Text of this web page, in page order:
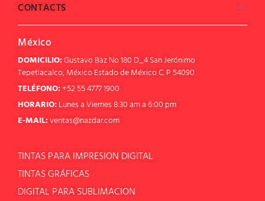
CONTACTS
México
DOMICILIO:Gustavo Baz No 180 D_4 San Jerónimo
Tepetlacalco, México Estado de México C. P 54090
TELÉFONO:+52 55 4777 1900
HORARIO: Lunes a Viernes 8:30 am a 6:00 pm
E-MAIL:ventas@nazdar.com
TINTAS PARA IMPRESION DIGITAL
TINTAS GRÁFICAS
DIGITAL PARA SUBLIMACION